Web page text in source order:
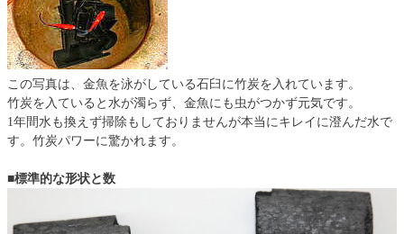
この写真は、金魚を泳がしている石臼に竹炭を入れています。
竹炭を入ていると水が濁らず、金魚にも虫がつかず元気です。
1年間水も換えず掃除もしておりませんが本当にキレイに澄んだ水で
す。竹炭パワーに驚かれます。
■標準的な形状と数